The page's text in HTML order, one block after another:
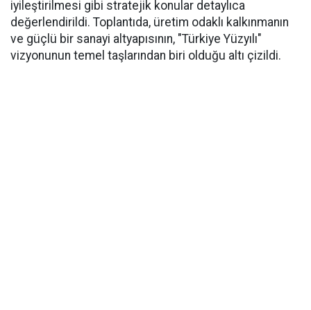
iyileştirilmesi gibi stratejik konular detaylıca
değerlendirildi. Toplantıda, üretim odaklı kalkınmanın
ve güçlü bir sanayi altyapısının, "Türkiye Yüzyılı"
vizyonunun temel taşlarından biri olduğu altı çizildi.